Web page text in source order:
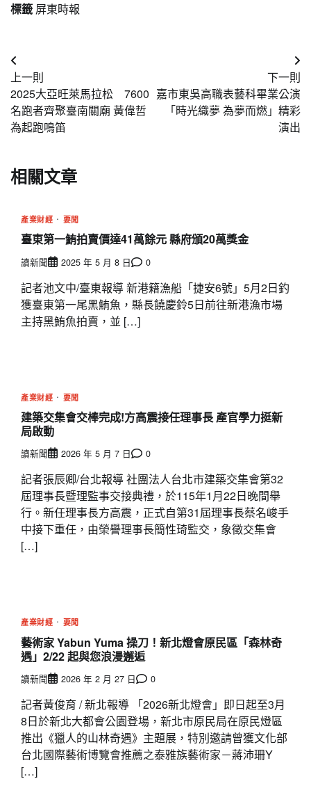
標籤 屏東時報
文
章
導
覽
上一則
2025大亞旺萊馬拉松 7600
名跑者齊聚臺南關廟 黃偉哲
為起跑鳴笛
下一則
嘉市東吳高職表藝科畢業公演
「時光織夢 為夢而燃」精彩
演出
相關文章
產業財經 要聞
臺東第一鮪拍賣價達41萬餘元 縣府頒20萬獎金
讀新聞 2025 年 5 月 8 日 0
記者池文中/臺東報導 新港籍漁船「捷安6號」5月2日釣
獲臺東第一尾黑鮪魚，縣長饒慶鈴5日前往新港漁市場
主持黑鮪魚拍賣，並 […]
產業財經 要聞
建築交集會交棒完成!方高震接任理事長 產官學力挺新
局啟動
讀新聞 2026 年 5 月 7 日 0
記者張辰卿/台北報導 社團法人台北市建築交集會第32
屆理事長暨理監事交接典禮，於115年1月22日晚間舉
行。新任理事長方高震，正式自第31屆理事長蔡名峻手
中接下重任，由榮譽理事長簡性琦監交，象徵交集會
[…]
產業財經 要聞
藝術家 Yabun Yuma 操刀！新北燈會原民區「森林奇
遇」2/22 起與您浪漫邂逅
讀新聞 2026 年 2 月 27 日 0
記者黃俊育 / 新北報導 「2026新北燈會」即日起至3月
8日於新北大都會公園登場，新北市原民局在原民燈區
推出《獵人的山林奇遇》主題展，特別邀請曾獲文化部
台北國際藝術博覽會推薦之泰雅族藝術家－蔣沛珊Y
[…]